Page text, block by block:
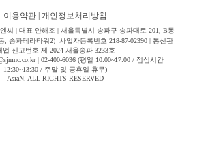
이용약관 개인정보처리방침
씨 | 대표 안해조 | 서울특별시 송파구 송파대로 201, B동
, 송파테라타워2) 사업자등록번호 218-87-02390 | 통신판
업 신고번호 제-2024-서울송파-3233호
| 02-400-6036 (평일 10:00~17:00 / 점심시간
12:30~13:30 / 주말 및 공휴일 휴무)
AsiaN. ALL RIGHTS RESERVED